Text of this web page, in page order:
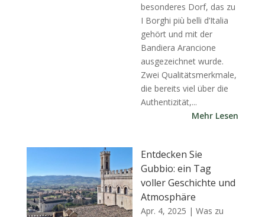
besonderes Dorf, das zu
I Borghi più belli d’Italia
gehört und mit der
Bandiera Arancione
ausgezeichnet wurde.
Zwei Qualitätsmerkmale,
die bereits viel über die
Authentizität,...
Mehr Lesen
Entdecken Sie
Gubbio: ein Tag
voller Geschichte und
Atmosphäre
Apr. 4, 2025 |Was zu